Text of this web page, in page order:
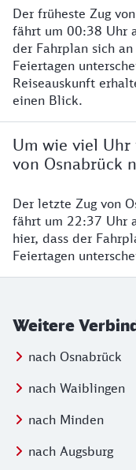
Der früheste Zug
fährt um 00:38 Uhr
der Fahrplan sich
Feiertagen
Reiseauskunft
einen Blick.
Um wie viel
von Osnabrück
Der letzte Zug von
fährt um 22:37 Uhr
hier, dass der
Feiertagen
Weitere
nach Osnabrück
nach Waiblingen
nach Minden
nach Augsburg